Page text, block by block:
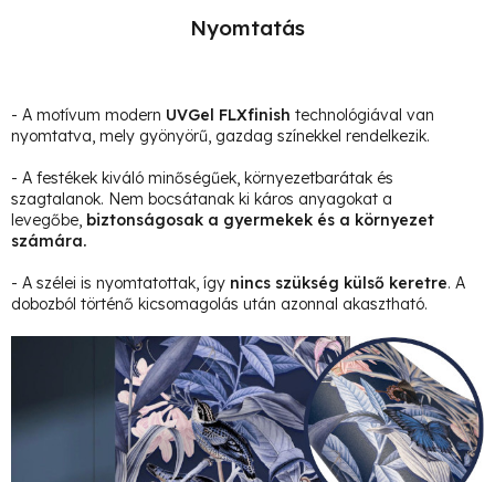
Nyomtatás
- A motívum modern UVGel FLXfinish technológiával van
nyomtatva, mely gyönyörű, gazdag színekkel rendelkezik.
- A festékek kiváló minőségűek, környezetbarátak és
szagtalanok. Nem bocsátanak ki káros anyagokat a
levegőbe, biztonságosak a gyermekek és a környezet
számára.
- A szélei is nyomtatottak, így nincs szükség külső keretre. A
dobozból történő kicsomagolás után azonnal akasztható.